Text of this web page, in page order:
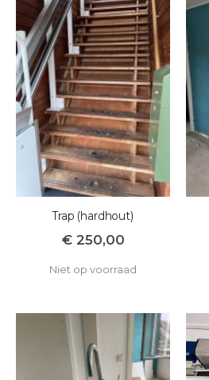
Trap (hardhout)
€ 250,00
Niet op voorraad